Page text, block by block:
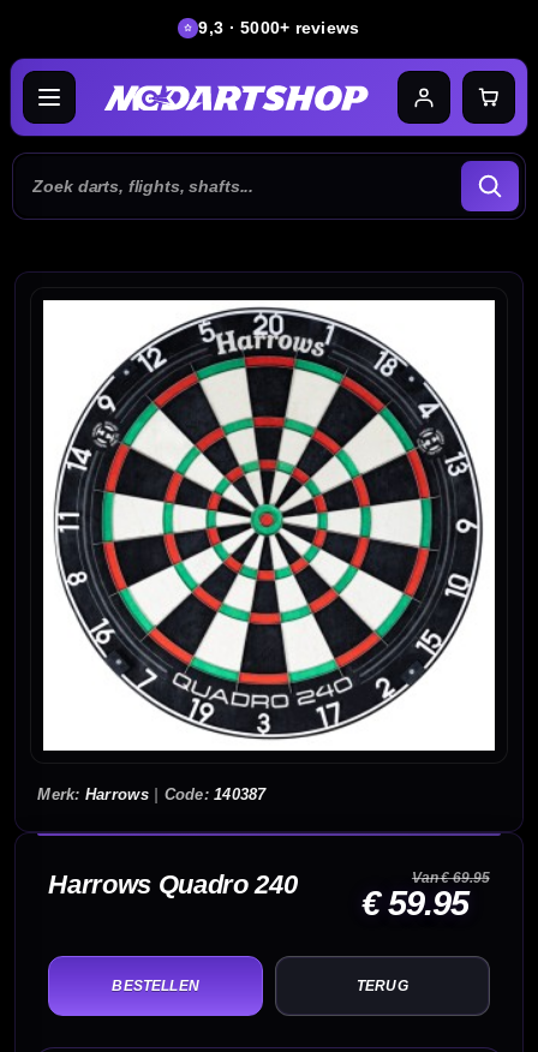
9,3 · 5000+ reviews
Harrows| 140387
Harrows Quadro 240 Van € 69.95
€ 59.95
TERUG